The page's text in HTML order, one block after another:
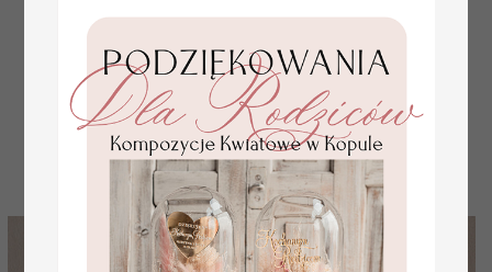
minimalistyczne zaproszenie na ślub, zaproszenia ze
sznurkie
( 04/SKszn/z )
8.00 PLN